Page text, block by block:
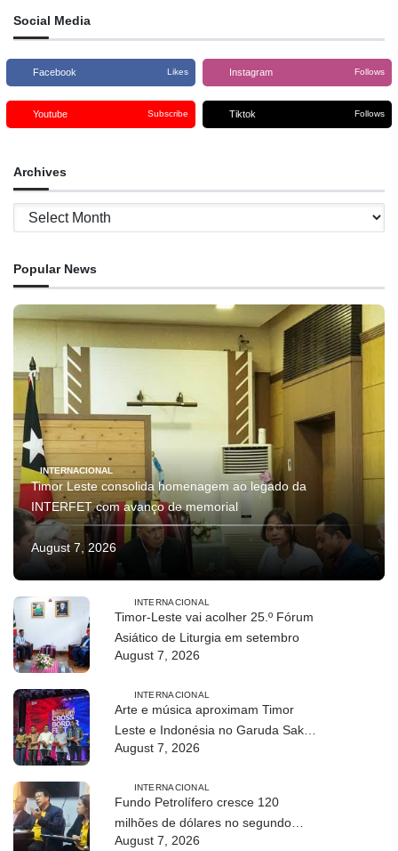
Social Media
Facebook Likes Instagram Follows
Youtube Subscribe Tiktok Follows
Archives
Archives
Popular News
INTERNACIONAL
Timor Leste consolida homenagem ao legado da
INTERFET com avanço de memorial
August 7, 2026
INTERNACIONAL
Timor-Leste vai acolher 25.º Fórum
Asiático de Liturgia em setembro
August 7, 2026
INTERNACIONAL
Arte e música aproximam Timor
Leste e Indonésia no Garuda Sakti
Crossborder Fest 2026
August 7, 2026
INTERNACIONAL
Fundo Petrolífero cresce 120
milhões de dólares no segundo
trimestre
August 7, 2026